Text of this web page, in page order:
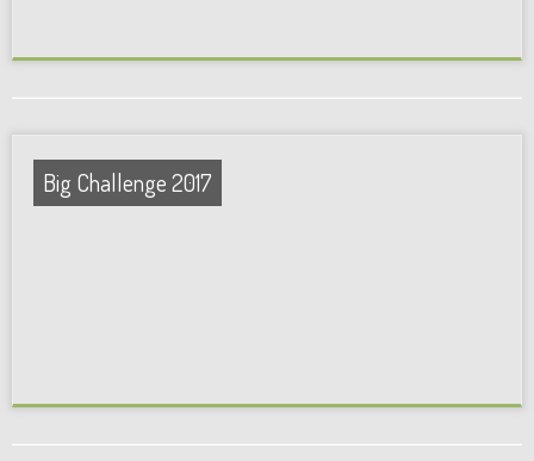
Big Challenge 2017